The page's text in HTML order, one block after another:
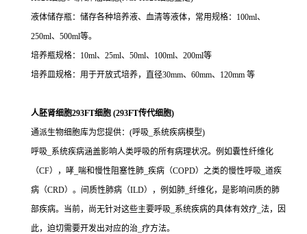
液体储存瓶：储存各种培养液、血清等液体，常用规格：100ml、
250ml、500ml等。
培养瓶规格：10ml、25ml、50ml、100ml、200ml等
培养皿规格：用于开放式培养，直径30mm、60mm、120mm 等
人胚肾细胞293FT细胞 (293FT传代细胞)
通派生物细胞库为您提供：(呼吸_系统疾病模型)
呼吸_系统疾病涵盖影响人类呼吸的所有病理状况。例如囊性纤维化
（CF），哮_喘和慢性阻塞性肺_疾病（COPD）之类的慢性呼吸_道疾
病（CRD）。间质性肺病（ILD），例如肺_纤维化，是影响间质的肺
部疾病。当前，尚无针对这些主要呼吸_系统疾病的具体有效疗_法，因
此，迫切需要开发出对应的治_疗方法。